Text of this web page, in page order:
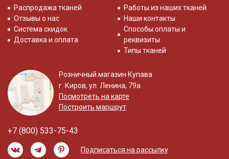
Распродажа тканей
Отзывы о нас
Система скидок
Доставка и оплата
Работы из наших тканей
Наши контакты
Способы оплаты и
реквизиты
Типы тканей
Розничный магазин Купава
г. Киров, ул. Ленина, 79а
Посмотреть на карте
Построить маршрут
+7 (800) 533-75-43
Подписаться на рассылку